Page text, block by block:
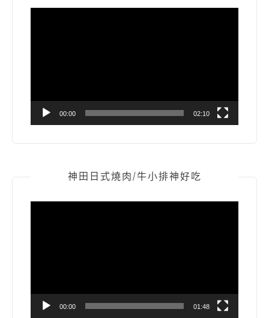
00:00 02:10
神田日式燒肉/牛小排神好吃
00:00 01:48